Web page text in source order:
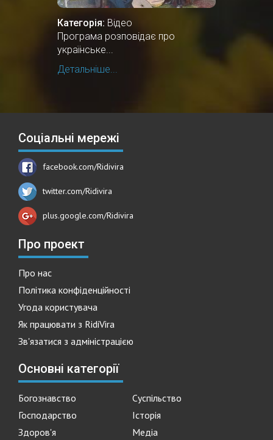
Категорія: Відео
Програма розповідає про
українське...
Детальніше...
Соціальні мережі
facebook.com/Ridivira
twitter.com/Ridivira
plus.google.com/Ridivira
Про проект
Про нас
Політика конфіденційності
Угода користувача
Як працювати з RidiVira
Зв'язатися з адміністрацією
Основні категорії
Богознавство
Суспільство
Господарство
Історія
Здоров'я
Медіа